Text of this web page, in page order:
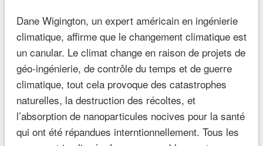
Dane Wigington, un expert américain en ingénierie
climatique, affirme que le changement climatique est
un canular. Le climat change en raison de projets de
géo-ingénierie, de contrôle du temps et de guerre
climatique, tout cela provoque des catastrophes
naturelles, la destruction des récoltes, et
l’absorption de nanoparticules nocives pour la santé
qui ont été répandues interntionnellement. Tous les